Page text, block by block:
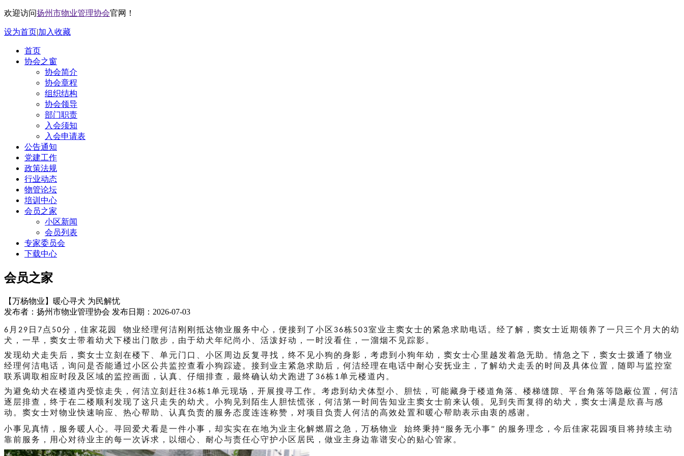
欢迎访问扬州市物业管理协会官网！
设为首页|加入收藏
首页
协会之窗
协会简介
协会章程
组织结构
协会领导
部门职责
入会须知
入会申请表
公告通知
党建工作
政策法规
行业动态
物管论坛
培训中心
会员之家
小区新闻
会员列表
专家委员会
下载中心
会员之家
【万杨物业】暖心寻犬 为民解忧
发布者：扬州市物业管理协会 发布日期：2026-07-03
6 月 29 日 7 点 50分， 佳家花园 物业经理何洁刚刚抵达物业服务中心，便接到了小区 36栋 503室业主窦女士的紧急求助电话。经了解，窦女士近期 领 养了一只三个月大的幼
犬， 一早，窦女士带着幼犬下楼出门散步，由于幼犬年纪尚小、活泼好动，一时没看住，一溜烟不见踪影。
发现幼犬走失后，窦女士立刻在楼下、单元门口、小区周边反复寻找，终不见小狗的身影 ， 考虑到小狗年幼， 窦女士心里越发着急无助。情急之 下， 窦女士拨通了物业
经理何洁电话， 询问是否能通过小区公共监控查看小狗 踪迹。接到业主紧急求助后，何洁经理在电话中耐心安抚业主，了解幼犬 走丢的时间及具体位置，随即与监控室
联系调取相应时段及区域的监控画面，认真、仔细排查，最终确认 幼犬 跑进了 36栋 1单元楼道内。
为避免幼犬在楼道内受惊走失，何洁立刻赶往 36栋 1单元现场，开展搜寻工作。考虑到幼犬体型小、胆怯，可能藏身于楼道角落、楼梯缝隙、平台角落等隐蔽位置，何洁
逐层排查，终于在二楼顺利发现了这只走失的幼犬。小狗见到陌生人胆怯慌张，何洁第一时间告知业主窦女士前来认领。见到失而复得的幼犬，窦女士满是欣喜与感
动。窦女士对物业快速响应、热心帮助、认真负责的服务态度连连称赞，对项目负责人何洁的高效处置和暖心帮助表示由衷的感谢。
小事见真情，服务暖人心。寻回爱犬看是一件小事，却实实在在地为业主化解燃眉之急 ， 万杨物业 始终秉持“服务无小事” 的服务理念 ， 今后佳家花园项目将持续主动
靠前服务，用心对待业主的每一次诉求，以细心、耐心与责任心守护小区居民，做业主身边靠谱安心的贴心管家 。